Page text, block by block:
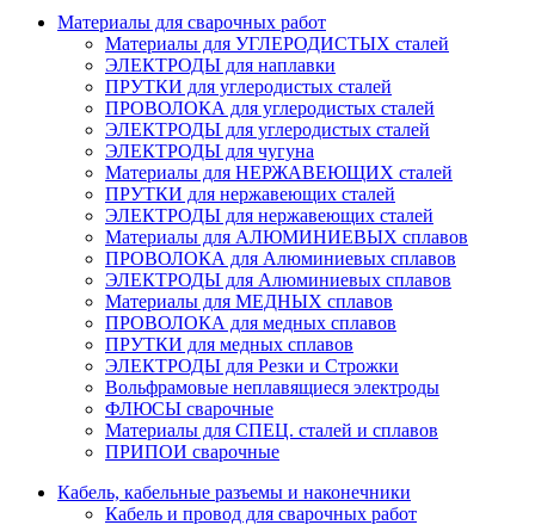
Материалы для сварочных работ
Материалы для УГЛЕРОДИСТЫХ сталей
ЭЛЕКТРОДЫ для наплавки
ПРУТКИ для углеродистых сталей
ПРОВОЛОКА для углеродистых сталей
ЭЛЕКТРОДЫ для углеродистых сталей
ЭЛЕКТРОДЫ для чугуна
Материалы для НЕРЖАВЕЮЩИХ сталей
ПРУТКИ для нержавеющих сталей
ЭЛЕКТРОДЫ для нержавеющих сталей
Материалы для АЛЮМИНИЕВЫХ сплавов
ПРОВОЛОКА для Алюминиевых сплавов
ЭЛЕКТРОДЫ для Алюминиевых сплавов
Материалы для МЕДНЫХ сплавов
ПРОВОЛОКА для медных сплавов
ПРУТКИ для медных сплавов
ЭЛЕКТРОДЫ для Резки и Строжки
Вольфрамовые неплавящиеся электроды
ФЛЮСЫ сварочные
Материалы для СПЕЦ. сталей и сплавов
ПРИПОИ сварочные
Кабель, кабельные разъемы и наконечники
Кабель и провод для сварочных работ